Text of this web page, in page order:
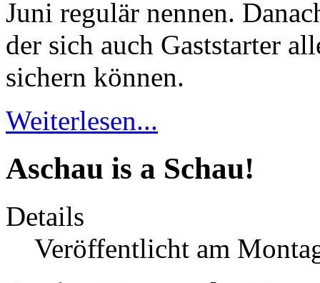
Juni regulär nennen.
der sich auch Gaststarter
sichern können.
Weiterlesen...
Aschau is a Schau!
Details
Veröffentlicht am